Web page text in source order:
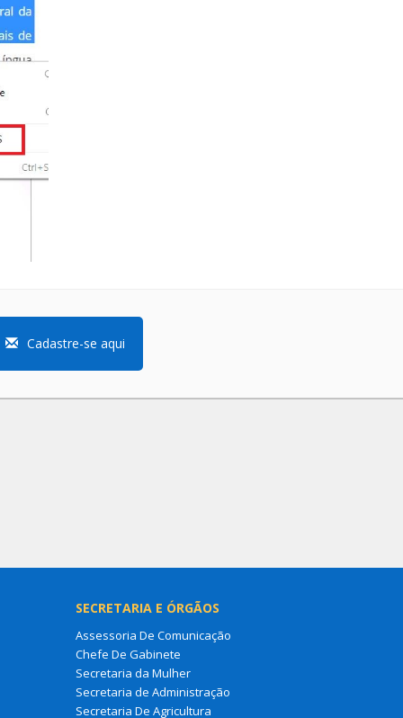
Cadastre-se aqui
SECRETARIA E ÓRGÃOS
Assessoria De Comunicação
Chefe De Gabinete
Secretaria da Mulher
Secretaria de Administração
Secretaria De Agricultura